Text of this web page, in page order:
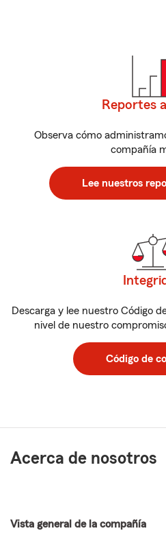
Reportes
Observa cómo
compañía
Lee nuestros
Descarga y lee nuestro Código
nivel de nuestro
Código de
Acerca de nosotros
Vista general de la compañía